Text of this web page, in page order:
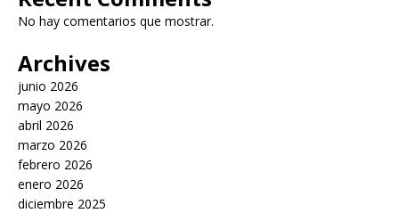
No hay comentarios que mostrar.
Archives
junio 2026
mayo 2026
abril 2026
marzo 2026
febrero 2026
enero 2026
diciembre 2025